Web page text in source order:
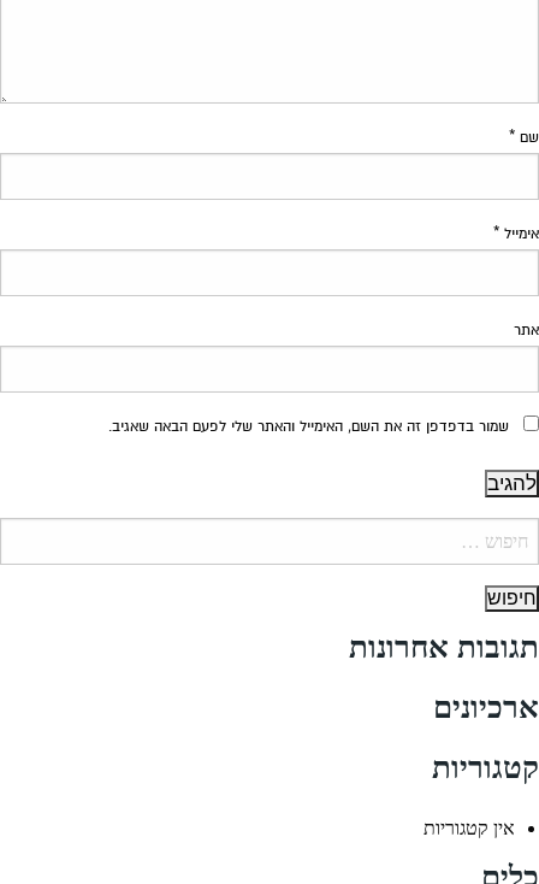
שם *
אימייל *
אתר
שמור בדפדפן זה את השם, האימייל והאתר שלי לפעם הבאה שאגיב.
תגובות אחרונות
ארכיונים
קטגוריות
אין קטגוריות